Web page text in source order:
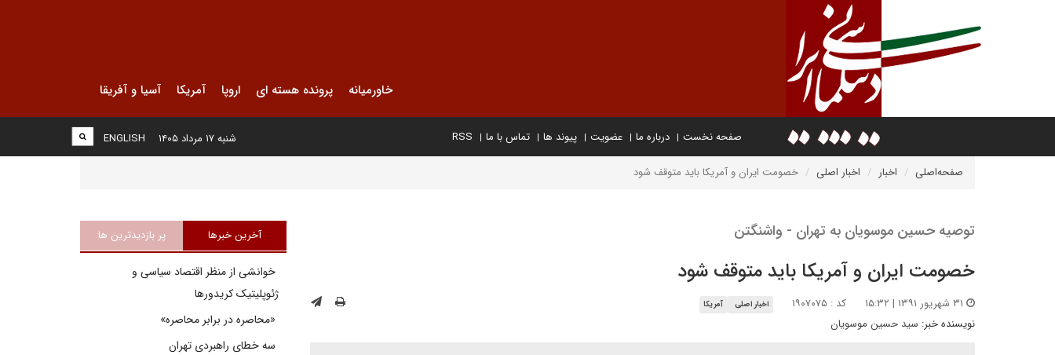
خاورمیانه پرونده هسته ای اروپا آمریکا آسیا و آفریقا
صفحه نخست درباره ما عضویت پیوند ها تماس با ما RSS
ENGLISH شنبه ۱۷ مرداد ۱۴۰۵
صفحه‌اصلی اخبار اخبار اصلی خصومت ایران و آمریکا باید متوقف شود
توصیه حسین موسویان به تهران - واشنگتن
خصومت ایران و آمریکا باید متوقف شود
کد : ۱۹۰۷۰۷۵ اخبار اصلی آمریکا
نویسنده خبر: سید حسین موسویان
آخرین خبرها پر بازدیدترین ها
خوانشی از منظر اقتصاد سیاسی و
ژئوپلیتیک کریدورها
«محاصره در برابر محاصره»
سه خطای راهبردی تهران